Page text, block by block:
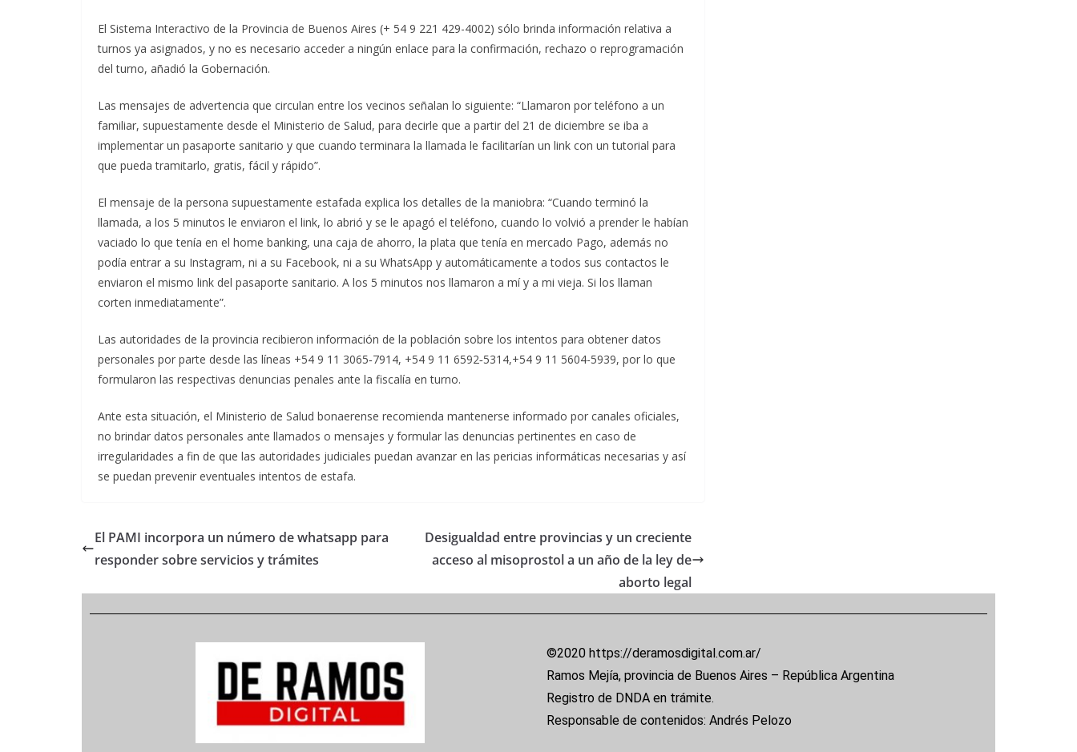
El Sistema Interactivo de la Provincia de Buenos Aires (+ 54 9 221 429-4002) sólo brinda información relativa a
turnos ya asignados, y no es necesario acceder a ningún enlace para la confirmación, rechazo o reprogramación
del turno, añadió la Gobernación.
Las mensajes de advertencia que circulan entre los vecinos señalan lo siguiente: “Llamaron por teléfono a un
familiar, supuestamente desde el Ministerio de Salud, para decirle que a partir del 21 de diciembre se iba a
implementar un pasaporte sanitario y que cuando terminara la llamada le facilitarían un link con un tutorial para
que pueda tramitarlo, gratis, fácil y rápido”.
El mensaje de la persona supuestamente estafada explica los detalles de la maniobra: “Cuando terminó la
llamada, a los 5 minutos le enviaron el link, lo abrió y se le apagó el teléfono, cuando lo volvió a prender le habían
vaciado lo que tenía en el home banking, una caja de ahorro, la plata que tenía en mercado Pago, además no
podía entrar a su Instagram, ni a su Facebook, ni a su WhatsApp y automáticamente a todos sus contactos le
enviaron el mismo link del pasaporte sanitario. A los 5 minutos nos llamaron a mí y a mi vieja. Si los llaman
corten inmediatamente”.
Las autoridades de la provincia recibieron información de la población sobre los intentos para obtener datos
personales por parte desde las líneas +54 9 11 3065‐7914, +54 9 11 6592‐5314,+54 9 11 5604-5939, por lo que
formularon las respectivas denuncias penales ante la fiscalía en turno.
Ante esta situación, el Ministerio de Salud bonaerense recomienda mantenerse informado por canales oficiales,
no brindar datos personales ante llamados o mensajes y formular las denuncias pertinentes en caso de
irregularidades a fin de que las autoridades judiciales puedan avanzar en las pericias informáticas necesarias y así
se puedan prevenir eventuales intentos de estafa.
El PAMI incorpora un número de whatsapp para
responder sobre servicios y trámites
Desigualdad entre provincias y un creciente
acceso al misoprostol a un año de la ley de
aborto legal
©2020 https://deramosdigital.com.ar/
Ramos Mejía, provincia de Buenos Aires – República Argentina
Registro de DNDA en trámite.
Responsable de contenidos: Andrés Pelozo